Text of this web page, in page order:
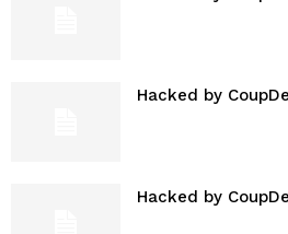
Hacked by
Hacked by